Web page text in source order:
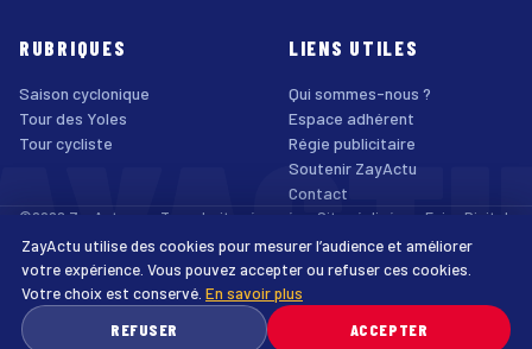
RUBRIQUES
Saison cyclonique
Tour des Yoles
Tour cycliste
LIENS UTILES
Qui sommes-nous ?
Espace adhérent
Régie publicitaire
Soutenir ZayActu
Contact
©2026 ZayActu.org. Tous droits réservés. · Site réalisé par Enjoy Digital
Agency
Mentions légales
Confidentialité Cookies Accessibilité
ZayActu utilise des cookies pour mesurer l’audience et améliorer
votre expérience. Vous pouvez accepter ou refuser ces cookies.
Votre choix est conservé. En savoir plus
REFUSER
ACCEPTER